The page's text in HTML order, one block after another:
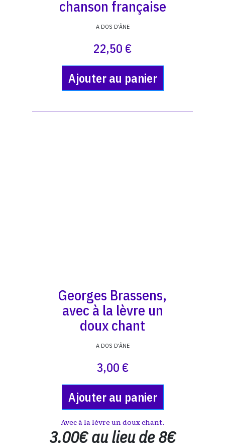
chanson française
A DOS D'ÂNE
22,50 €
Ajouter au panier
Georges Brassens,
avec à la lèvre un
doux chant
A DOS D'ÂNE
3,00 €
Ajouter au panier
Avec à la lèvre un doux chant.
3.00€ au lieu de 8€